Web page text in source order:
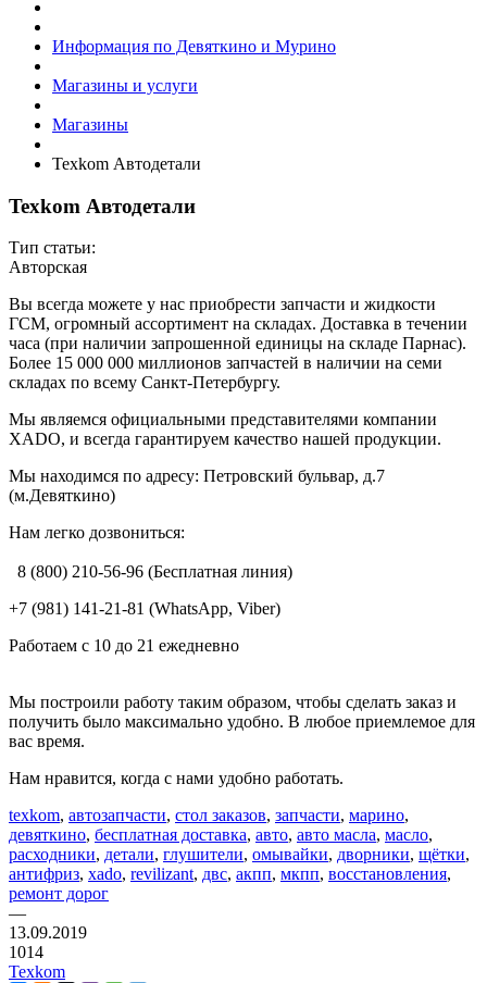
Информация по Девяткино и Мурино
Магазины и услуги
Магазины
Texkom Автодетали
Texkom Автодетали
Тип статьи:
Авторская
Вы всегда можете у нас приобрести запчасти и жидкости
ГСМ, огромный ассортимент на складах. Доставка в течении
часа (при наличии запрошенной единицы на складе Парнас).
Более 15 000 000 миллионов запчастей в наличии на семи
складах по всему Санкт-Петербургу.
Мы являемся официальными представителями компании
XADO, и всегда гарантируем качество нашей продукции.
Мы находимся по адресу: Петровский бульвар, д.7
(м.Девяткино)
Нам легко дозвониться:
8 (800) 210-56-96 (Бесплатная линия)
+7 (981) 141-21-81 (WhatsApp, Viber)
Работаем с 10 до 21 ежедневно
Мы построили работу таким образом, чтобы сделать заказ и
получить было максимально удобно. В любое приемлемое для
вас время.
Нам нравится, когда с нами удобно работать.
texkom, автозапчасти, стол заказов, запчасти, марино,
девяткино, бесплатная доставка, авто, авто масла, масло,
расходники, детали, глушители, омывайки, дворники, щётки,
антифриз, xado, revilizant, двс, акпп, мкпп, восстановления,
ремонт дорог
—
13.09.2019
1014
Texkom